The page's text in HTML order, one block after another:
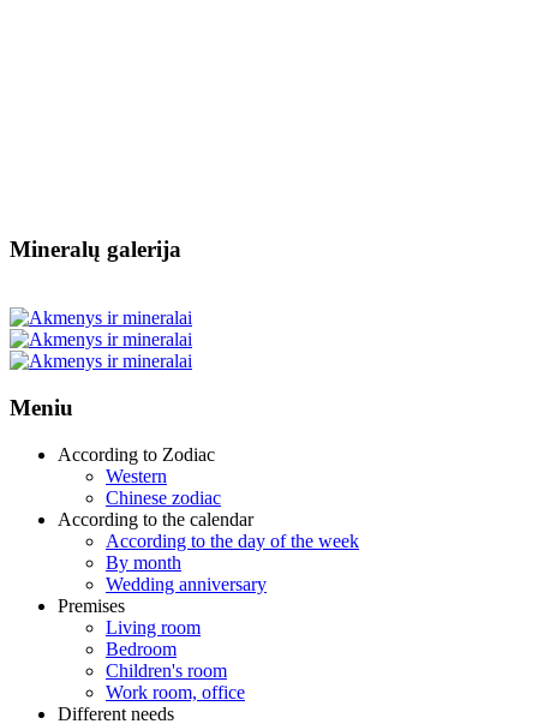
Mineralų galerija
Meniu
According to Zodiac
Western
Chinese zodiac
According to the calendar
According to the day of the week
By month
Wedding anniversary
Premises
Living room
Bedroom
Children's room
Work room, office
Different needs